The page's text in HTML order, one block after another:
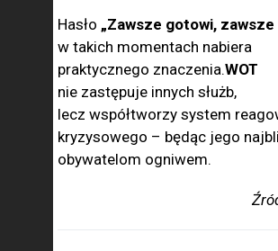
Hasło „Zawsze gotowi, zawsze
w takich momentach nabiera
praktycznego znaczenia.WOT
nie zastępuje innych służb,
lecz współtworzy system
kryzysowego – będąc jego
obywatelom ogniwem.